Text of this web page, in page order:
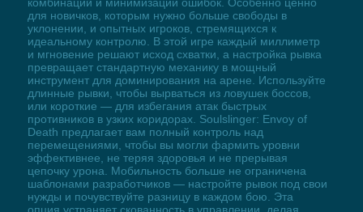
для новичков, которым нужно больше свободы в
уклонении, и опытных игроков, стремящихся к
идеальному контролю. В этой игре каждый миллиметр
и мгновение решают исход схватки, а настройка рывка
превращает стандартную механику в мощный
инструмент для доминирования на арене. Используйте
длинные рывки, чтобы вырваться из ловушек боссов,
или короткие — для избегания атак быстрых
противников в узких коридорах. Soulslinger: Envoy of
Death предлагает вам полный контроль над
перемещениями, чтобы вы могли фармить уровни
эффективнее, не теряя здоровья и не прерывая
цепочку урона. Мобильность больше не ограничена
шаблонами разработчиков — настройте рывок под свои
нужды и почувствуйте разницу в каждом бою. Эта
опция устраняет скованность в управлении, делая